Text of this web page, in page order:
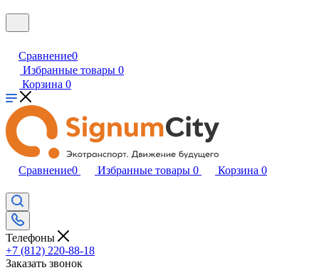
Сравнение0
Избранные товары 0
Корзина 0
Сравнение0 Избранные товары 0 Корзина 0
Телефоны
+7 (812) 220-88-18
Заказать звонок